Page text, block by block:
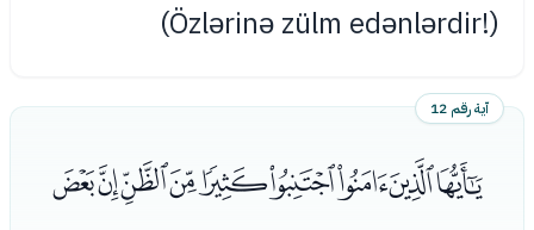
(Özlərinə zülm edənlərdir!)
آية رقم 12
ﭑﭒﭓﭔﭕﭖﭗﭘﭙ